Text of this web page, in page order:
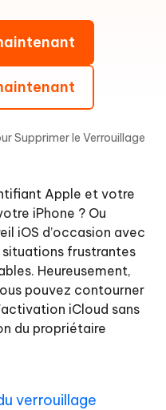
Supprimer le Verrouillage
Apple et votre
iPhone ? Ou
iOS d’occasion avec
situations frustrantes
Heureusement,
pouvez contourner
iCloud sans
du propriétaire
verrouillage